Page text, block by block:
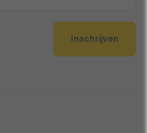
Inschrijven